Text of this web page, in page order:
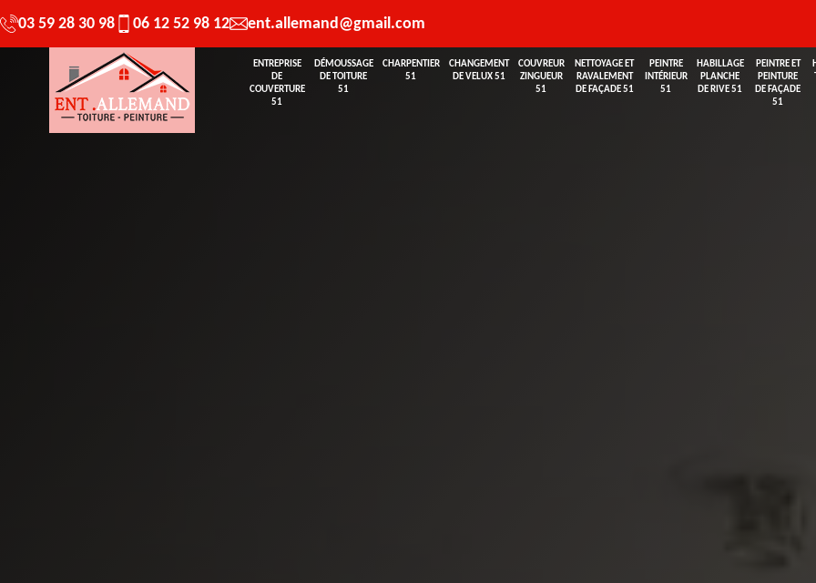
03 59 28 30 98 06 12 52 98 12 ent.allemand@gmail.com
ENTREPRISE
DE
COUVERTURE
51
DÉMOUSSAGE
DE TOITURE
51
CHARPENTIER
51
CHANGEMENT
DE VELUX 51
COUVREUR
ZINGUEUR
51
NETTOYAGE ET
RAVALEMENT
DE FAÇADE 51
PEINTRE
INTÉRIEUR
51
HABILLAGE
PLANCHE
DE RIVE 51
PEINTRE ET
PEINTURE
DE FAÇADE
51